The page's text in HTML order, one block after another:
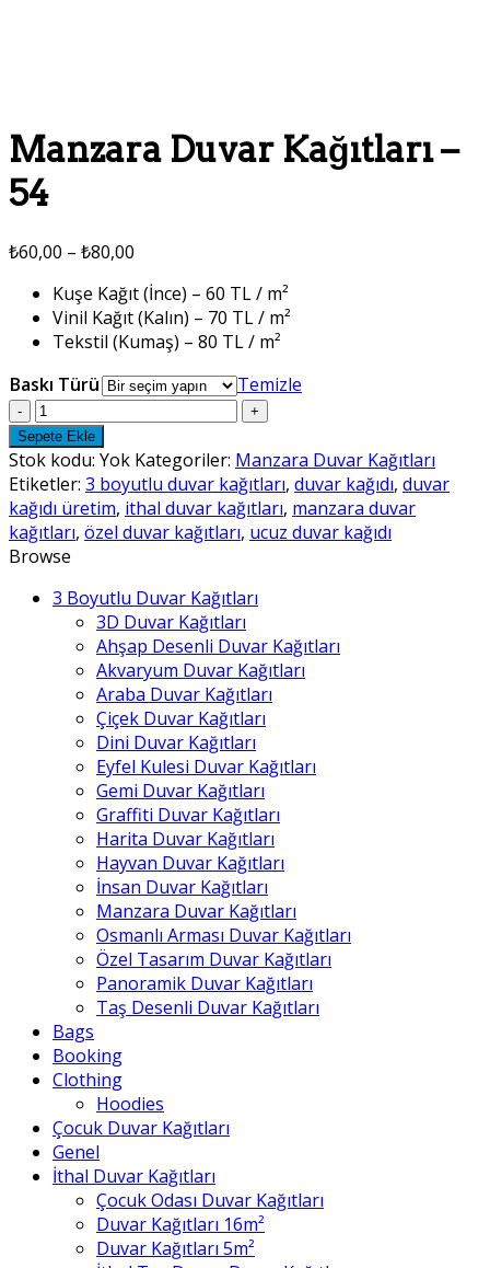
Manzara Duvar Kağıtları –
54
₺60,00 – ₺80,00
Kuşe Kağıt (İnce) – 60 TL / m²
Vinil Kağıt (Kalın) – 70 TL / m²
Tekstil (Kumaş) – 80 TL / m²
Baskı Türü
Temizle
Manzara
Duvar
Kağıtları
-
54
adet
Sepete Ekle
Stok kodu: Yok Kategoriler: Manzara Duvar Kağıtları
Etiketler: 3 boyutlu duvar kağıtları, duvar kağıdı, duvar
kağıdı üretim, ithal duvar kağıtları, manzara duvar
kağıtları, özel duvar kağıtları, ucuz duvar kağıdı
Browse
3 Boyutlu Duvar Kağıtları
3D Duvar Kağıtları
Ahşap Desenli Duvar Kağıtları
Akvaryum Duvar Kağıtları
Araba Duvar Kağıtları
Çiçek Duvar Kağıtları
Dini Duvar Kağıtları
Eyfel Kulesi Duvar Kağıtları
Gemi Duvar Kağıtları
Graffiti Duvar Kağıtları
Harita Duvar Kağıtları
Hayvan Duvar Kağıtları
İnsan Duvar Kağıtları
Manzara Duvar Kağıtları
Osmanlı Arması Duvar Kağıtları
Özel Tasarım Duvar Kağıtları
Panoramik Duvar Kağıtları
Taş Desenli Duvar Kağıtları
Bags
Booking
Clothing
Hoodies
Çocuk Duvar Kağıtları
Genel
İthal Duvar Kağıtları
Çocuk Odası Duvar Kağıtları
Duvar Kağıtları 16m²
Duvar Kağıtları 5m²